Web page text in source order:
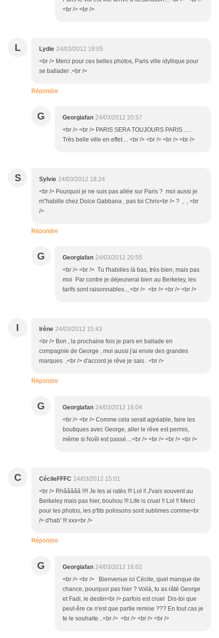
<br /> <br />
L Lydie 24/03/2012 19:05
<br /> Merci pour ces belles photos, Paris ville idyllique pour
se ballader .<br />
Répondre
G Georgiafan 24/03/2012 20:57
<br /> <br /> PARIS SERA TOUJOURS PARIS .....
Très belle ville en effet.... <br /> <br /> <br /> <br />
S Sylvie 24/03/2012 18:24
<br /> Pourquoi je ne suis pas allée sur Paris ? moi aussi je
m"habille chez Dolce Gabbana , pas toi Chris<br /> ? , , <br
/>
Répondre
G Georgiafan 24/03/2012 20:55
<br /> <br /> Tu t'habilles là bas, très bien, mais pas
moi Par contre je déjeunerai bien au Berkeley, les
tarifs sont raisonnables....<br /> <br /> <br /> <br />
I Irène 24/03/2012 15:43
<br /> Bon , la prochaine fois je pars en ballade en
compagnie de George , moi aussi j'ai envie des grandes
marques ,<br /> d'accord je rêve je sais . <br />
Répondre
G Georgiafan 24/03/2012 16:04
<br /> <br /> Comme cela serait agréable, faire les
boutiques avec George, aller le rêve est permis,
même si Noêl est passé....<br /> <br /> <br /> <br />
C CécileFFFC 24/03/2012 15:01
<br /> Rhâââââ !!!! Je les ai ratés !!! Lol !! J'vais souvent au
Berkeley mais pas hier, bouhou !!! Life is cruel !! Lol !! Merci
pour les photos, les p'tits polissons sont sublimes comme<br
/> d'hab' !!! xxx<br />
Répondre
G Georgiafan 24/03/2012 16:02
<br /> <br /> Bienvenue ici Cécile, quel manque de
chance, pourquoi pas hier ? Voilà, tu as râté George
et Fadi, le destin<br /> parfois est cruel Dis-toi que
peut-êre ce n'est que partie remise ??? En tout cas je
te le souhaite...<br /> <br /> <br /> <br />